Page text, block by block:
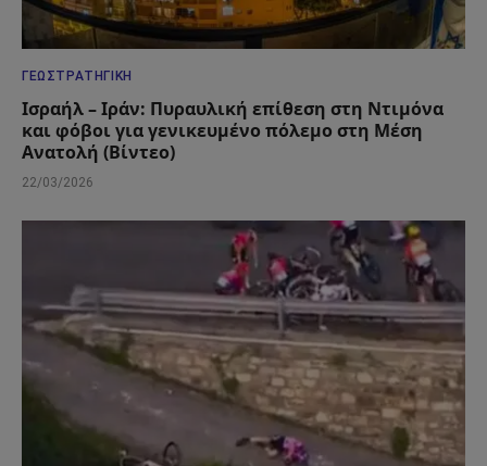
ΓΕΩΣΤΡΑΤΗΓΙΚΉ
Ισραήλ – Ιράν: Πυραυλική επίθεση στη Ντιμόνα
και φόβοι για γενικευμένο πόλεμο στη Μέση
Ανατολή (Βίντεο)
22/03/2026